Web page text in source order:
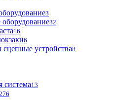
3
32
16
6
устройства8
система13